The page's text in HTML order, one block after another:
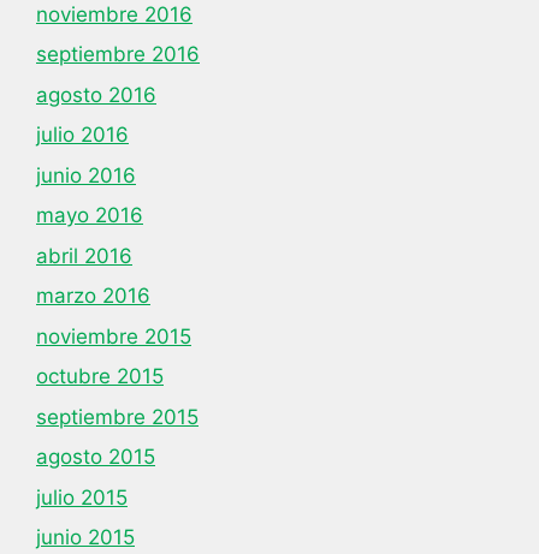
noviembre 2016
septiembre 2016
agosto 2016
julio 2016
junio 2016
mayo 2016
abril 2016
marzo 2016
noviembre 2015
octubre 2015
septiembre 2015
agosto 2015
julio 2015
junio 2015